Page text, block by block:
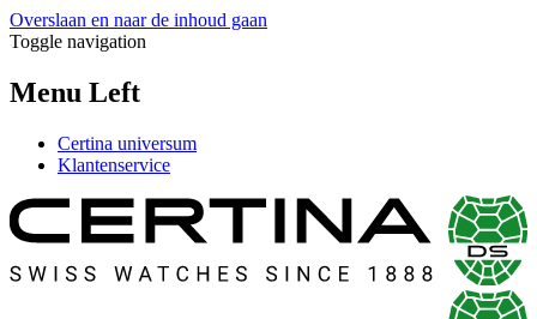
Overslaan en naar de inhoud gaan
Toggle navigation
Menu Left
Certina universum
Klantenservice